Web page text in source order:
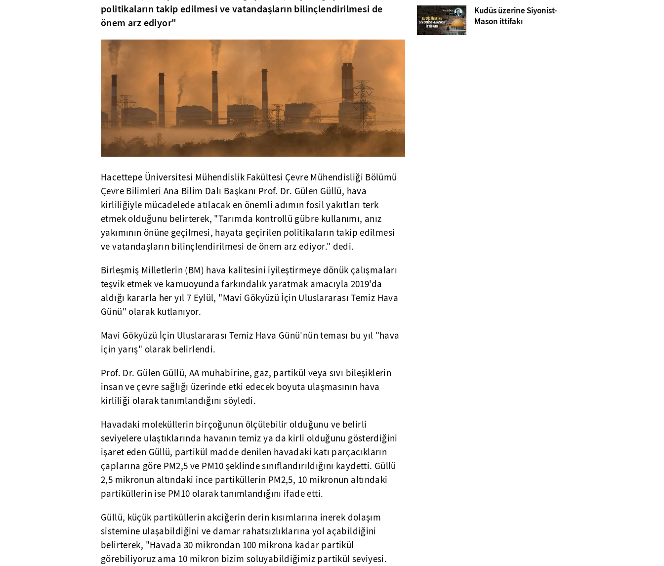
politikaların takip edilmesi ve vatandaşların bilinçlendirilmesi de
önem arz ediyor"
Hacettepe Üniversitesi Mühendislik Fakültesi Çevre Mühendisliği Bölümü
Çevre Bilimleri Ana Bilim Dalı Başkanı Prof. Dr. Gülen Güllü, hava
kirliliğiyle mücadelede atılacak en önemli adımın fosil yakıtları terk
etmek olduğunu belirterek, "Tarımda kontrollü gübre kullanımı, anız
yakımının önüne geçilmesi, hayata geçirilen politikaların takip edilmesi
ve vatandaşların bilinçlendirilmesi de önem arz ediyor." dedi.
Birleşmiş Milletlerin (BM) hava kalitesini iyileştirmeye dönük çalışmaları
teşvik etmek ve kamuoyunda farkındalık yaratmak amacıyla 2019'da
aldığı kararla her yıl 7 Eylül, "Mavi Gökyüzü İçin Uluslararası Temiz Hava
Günü" olarak kutlanıyor.
Mavi Gökyüzü İçin Uluslararası Temiz Hava Günü'nün teması bu yıl "hava
için yarış" olarak belirlendi.
Prof. Dr. Gülen Güllü, AA muhabirine, gaz, partikül veya sıvı bileşiklerin
insan ve çevre sağlığı üzerinde etki edecek boyuta ulaşmasının hava
kirliliği olarak tanımlandığını söyledi.
Havadaki moleküllerin birçoğunun ölçülebilir olduğunu ve belirli
seviyelere ulaştıklarında havanın temiz ya da kirli olduğunu gösterdiğini
işaret eden Güllü, partikül madde denilen havadaki katı parçacıkların
çaplarına göre PM2,5 ve PM10 şeklinde sınıflandırıldığını kaydetti. Güllü
2,5 mikronun altındaki ince partiküllerin PM2,5, 10 mikronun altındaki
partiküllerin ise PM10 olarak tanımlandığını ifade etti.
Güllü, küçük partiküllerin akciğerin derin kısımlarına inerek dolaşım
sistemine ulaşabildiğini ve damar rahatsızlıklarına yol açabildiğini
belirterek, "Havada 30 mikrondan 100 mikrona kadar partikül
görebiliyoruz ama 10 mikron bizim soluyabildiğimiz partikül seviyesi.
eklemeyi unutmayın!
Kudüs üzerine Siyonist-
Mason ittifakı